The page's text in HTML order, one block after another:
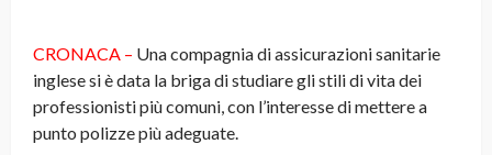
CRONACA – Una compagnia di assicurazioni sanitarie
inglese si è data la briga di studiare gli stili di vita dei
professionisti più comuni, con l’interesse di mettere a
punto polizze più adeguate.